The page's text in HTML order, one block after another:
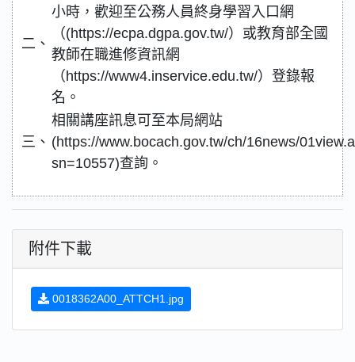
二、
小時，歡迎至公務人員終身學習入口網
（(https://ecpa.dgpa.gov.tw/）或教育部全國
教師在職進修資訊網
（https://www4.inservice.edu.tw/）登錄報
名。
三、
相關講座訊息可至本局網站
(https://www.bocach.gov.tw/ch/16news/
sn=10557)查詢。
附件下載
0018362A00_ATTCH1.jpg